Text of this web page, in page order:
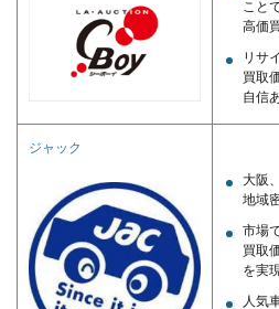
こと
高価
リサ
買取
自信
ジャック
大阪
地域
市場
買取
を実
人気